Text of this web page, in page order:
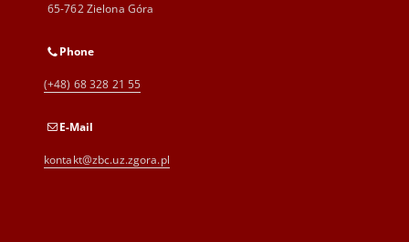
65-762 Zielona Góra
Phone
(+48) 68 328 21 55
E-Mail
kontakt@zbc.uz.zgora.pl